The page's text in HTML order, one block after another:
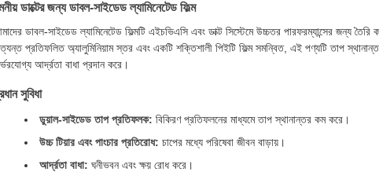
ডাক্টের জন্য ডাবল-সাইডেড ল্যামিনেটেড ফিল্ম
ডাবল-সাইডেড ল্যামিনেটেড ফিল্মটি এইচভিএসি এবং ডাক্ট সিস্টেমে উচ্চতর পারফরম্যান্সের জন্য
প্রতিফলিত অ্যালুমিনিয়াম স্তর এবং একটি শক্তিশালী পিইটি ফিল্ম সমন্বিত, এই পণ্যটি তাপ
আর্দ্রতা বাধা প্রদান করে।
সুবিধা
ডুয়াল-সাইডেড তাপ প্রতিফলক: বিকিরণ প্রতিফলনের মাধ্যমে তাপ স্থানান্তর কম করে।
উচ্চ টিয়ার এবং পাংচার প্রতিরোধ: চাপের মধ্যে পরিষেবা জীবন বাড়ায়।
আর্দ্রতা বাধা: ঘনীভবন এবং ক্ষয় রোধ করে।